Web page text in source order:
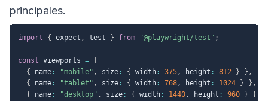
principales.
import { expect , test } from "@playwright/test" ;
const viewports =
{
name : "mobile" , size : { width : 375, height : 812 } } ,
{
name : "tablet" , size : { width : 768, height : 1024 } } ,
{
name : "desktop" , size : { width : 1440, height : 960 } } ,